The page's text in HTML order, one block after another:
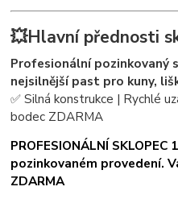
💥Hlavní přednosti
Profesionální pozinkovaný
nejsilnější past pro kuny,
✅ Silná konstrukce | Rychlé
bodec ZDARMA
PROFESIONÁLNÍ SKLOPEC
pozinkovaném provedení.
ZDARMA